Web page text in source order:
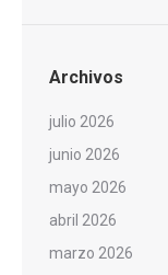
Archivos
julio 2026
junio 2026
mayo 2026
abril 2026
marzo 2026